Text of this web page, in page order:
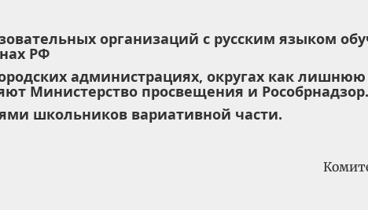
организаций с русским языком
РФ
администрациях, округах как лишнюю
Министерство просвещения и Рособрнадзор.
школьников вариативной части.